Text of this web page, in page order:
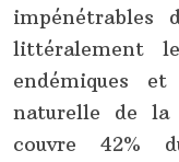
impénétrables
littéralement
endémiques
naturelle de
couvre 42%